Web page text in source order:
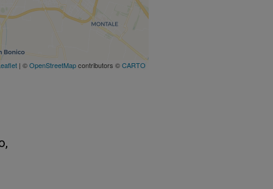
| ©OpenStreetMapcontributors ©CARTO